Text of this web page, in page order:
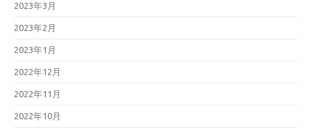
2023年3月
2023年2月
2023年1月
2022年12月
2022年11月
2022年10月